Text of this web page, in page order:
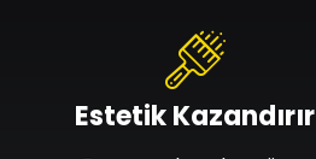
Estetik Kazandırır